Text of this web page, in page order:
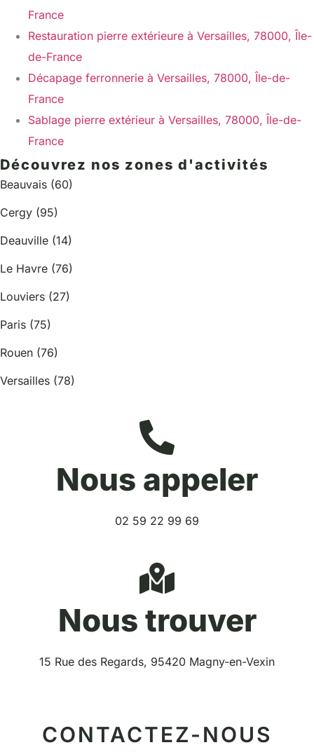
France
Restauration pierre extérieure à Versailles, 78000, Île-
de-France
Décapage ferronnerie à Versailles, 78000, Île-de-
France
Sablage pierre extérieur à Versailles, 78000, Île-de-
France
Découvrez nos zones d'activités
Beauvais (60)
Cergy (95)
Deauville (14)
Le Havre (76)
Louviers (27)
Paris (75)
Rouen (76)
Versailles (78)
Nous appeler
02 59 22 99 69
Nous trouver
15 Rue des Regards, 95420 Magny-en-Vexin
CONTACTEZ-NOUS